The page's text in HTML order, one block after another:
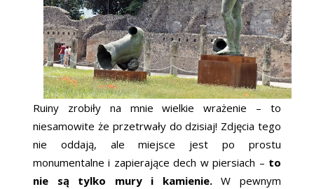
Ruiny zrobiły na mnie wielkie wrażenie – to
niesamowite że przetrwały do dzisiaj! Zdjęcia tego
nie oddają, ale miejsce jest po prostu
monumentalne i zapierające dech w piersiach – to
nie są tylko mury i kamienie.W pewnym